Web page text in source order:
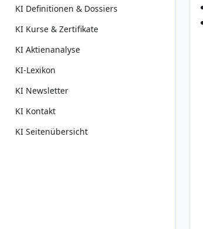
KI Definitionen & Dossiers
KI Kurse & Zertifikate
KI Aktienanalyse
KI-Lexikon
KI Newsletter
KI Kontakt
KI Seitenübersicht